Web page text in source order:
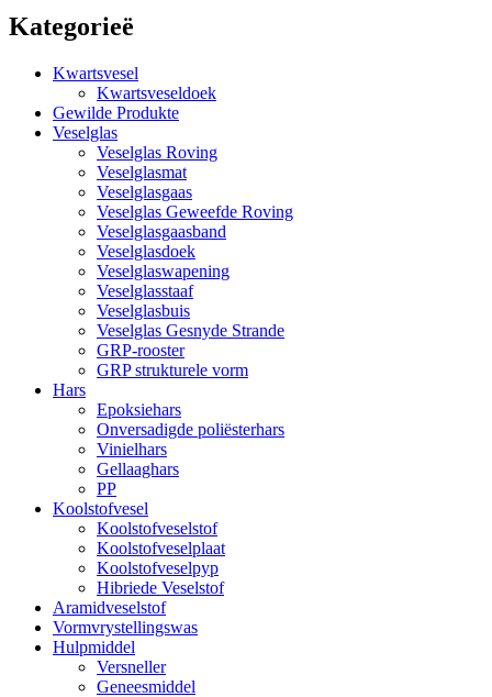
Kategorieë
Kwartsvesel
Kwartsveseldoek
Gewilde Produkte
Veselglas
Veselglas Roving
Veselglasmat
Veselglasgaas
Veselglas Geweefde Roving
Veselglasgaasband
Veselglasdoek
Veselglaswapening
Veselglasstaaf
Veselglasbuis
Veselglas Gesnyde Strande
GRP-rooster
GRP strukturele vorm
Hars
Epoksiehars
Onversadigde poliësterhars
Vinielhars
Gellaaghars
PP
Koolstofvesel
Koolstofveselstof
Koolstofveselplaat
Koolstofveselpyp
Hibriede Veselstof
Aramidveselstof
Vormvrystellingswas
Hulpmiddel
Versneller
Geneesmiddel